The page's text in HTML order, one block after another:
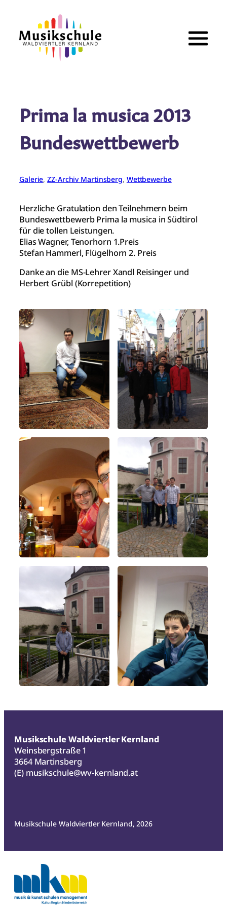
springen
Prima la musica 2013
Bundeswettbewerb
Galerie, ZZ-Archiv Martinsberg, Wettbewerbe
Herzliche Gratulation den Teilnehmern beim
Bundeswettbewerb Prima la musica in Südtirol
für die tollen Leistungen.
Elias Wagner, Tenorhorn 1.Preis
Stefan Hammerl, Flügelhorn 2. Preis
Danke an die MS-Lehrer Xandl Reisinger und
Herbert Grübl (Korrepetition)
Musikschule Waldviertler Kernland
Weinsbergstraße 1
3664 Martinsberg
(E) musikschule@wv-kernland.at
Musikschule Waldviertler Kernland, 2026